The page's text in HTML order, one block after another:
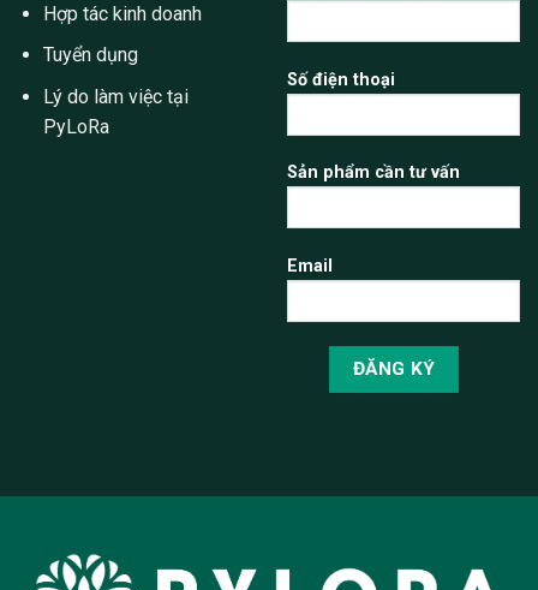
Hợp tác kinh doanh
Tuyển dụng
Lý do làm việc tại
PyLoRa
Số điện thoại
Sản phẩm cần tư vấn
Email